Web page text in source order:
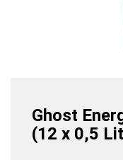
Ghost
(12 x 0,5